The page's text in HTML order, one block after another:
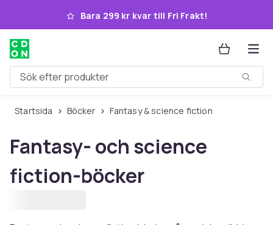
Hoppa till huvudinnehållet
Bara 299 kr kvar till Fri Frakt!
Sök efter produkter
Startsida Böcker Fantasy & science fiction
Fantasy- och science
fiction-böcker